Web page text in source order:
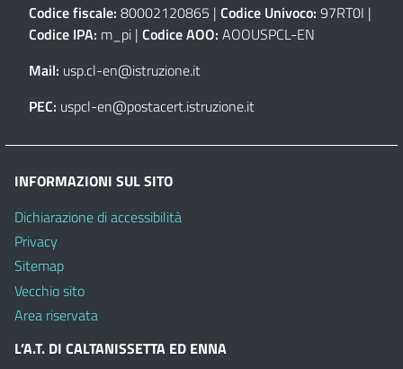
Codice fiscale: 80002120865 | Codice Univoco: 97RT0I |
Codice IPA: m_pi | Codice AOO: AOOUSPCL-EN
Mail: usp.cl-en@istruzione.it
PEC: uspcl-en@postacert.istruzione.it
INFORMAZIONI SUL SITO
Dichiarazione di accessibilità
Privacy
Sitemap
Vecchio sito
Area riservata
L’A.T. DI CALTANISSETTA ED ENNA